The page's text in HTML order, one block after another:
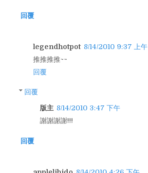
回覆
legendhotpot 8/14/2010 9:37 上午
推推推推~~
回覆
回覆
版主 8/14/2010 3:47 下午
謝謝謝謝!!!
回覆